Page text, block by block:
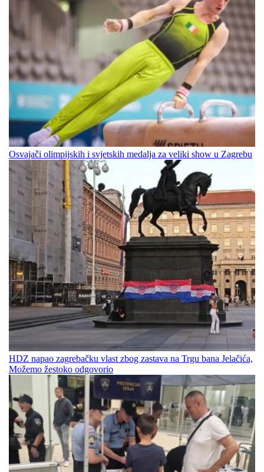
Osvajači olimpijskih i svjetskih medalja za veliki show u Zagrebu
HDZ napao zagrebačku vlast zbog zastava na Trgu bana Jelačića,
Možemo žestoko odgovorio